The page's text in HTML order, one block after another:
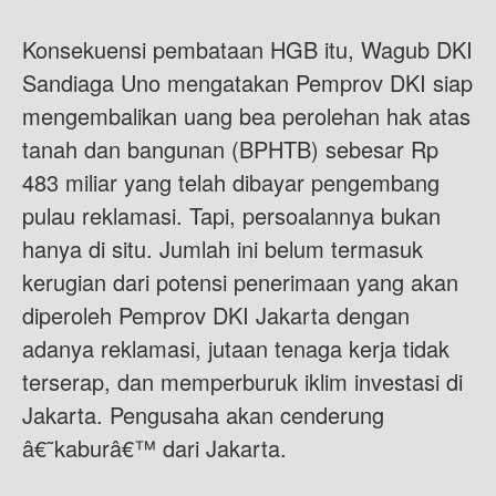
Konsekuensi pembataan HGB itu, Wagub DKI
Sandiaga Uno mengatakan Pemprov DKI siap
mengembalikan uang bea perolehan hak atas
tanah dan bangunan (BPHTB) sebesar Rp
483 miliar yang telah dibayar pengembang
pulau reklamasi. Tapi, persoalannya bukan
hanya di situ. Jumlah ini belum termasuk
kerugian dari potensi penerimaan yang akan
diperoleh Pemprov DKI Jakarta dengan
adanya reklamasi, jutaan tenaga kerja tidak
terserap, dan memperburuk iklim investasi di
Jakarta. Pengusaha akan cenderung
â€˜kaburâ€™ dari Jakarta.